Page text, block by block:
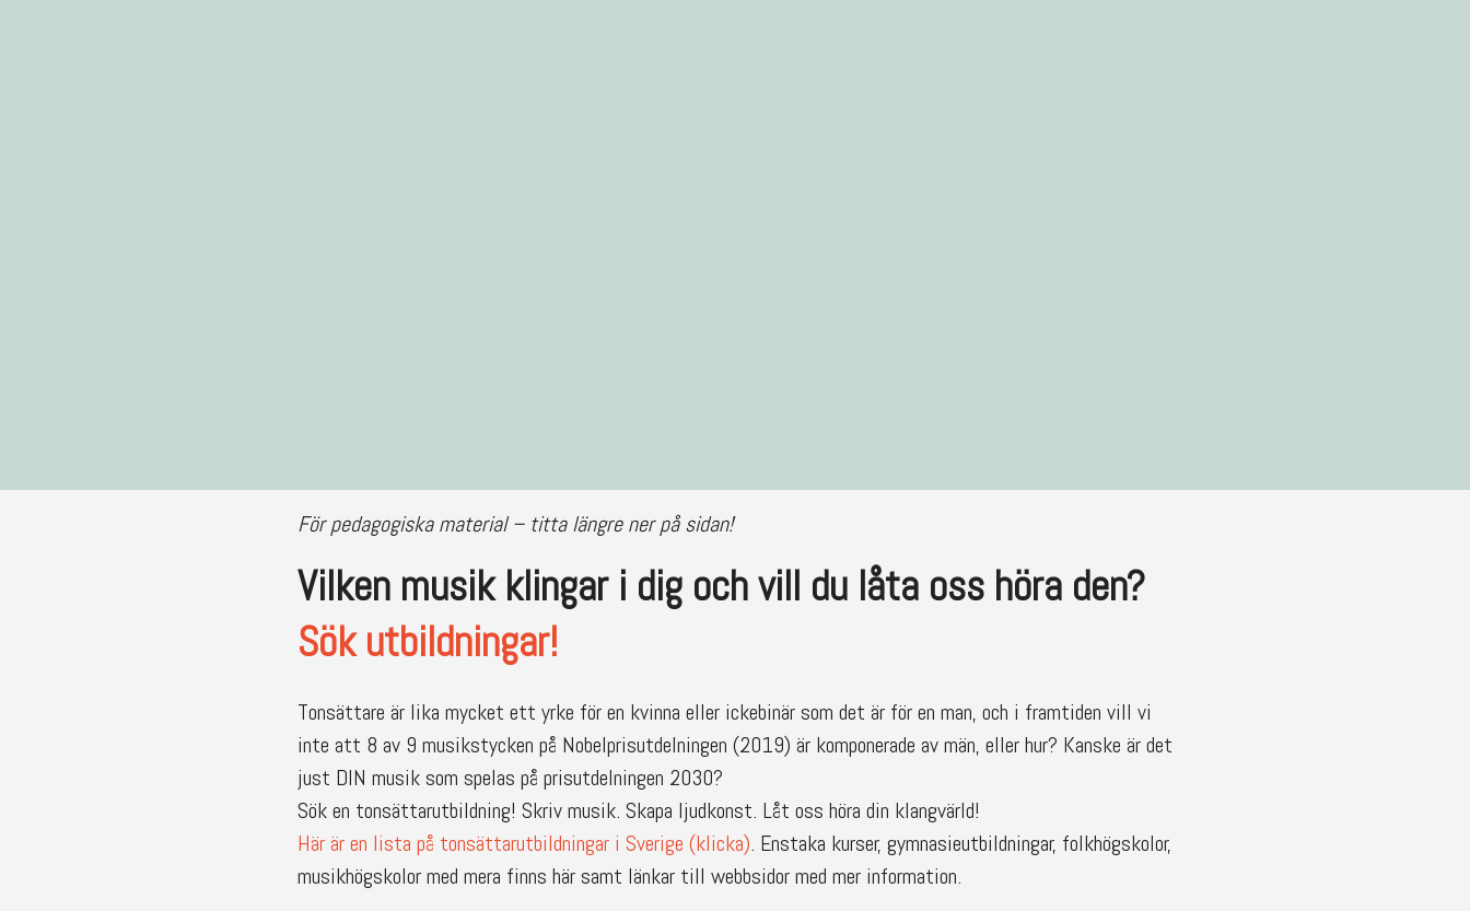
För pedagogiska material – titta längre ner på sidan!
Vilken musik klingar i dig och vill du låta oss höra den?
Sök utbildningar!
Tonsättare är lika mycket ett yrke för en kvinna eller ickebinär som det är för en man, och i framtiden vill vi
inte att 8 av 9 musikstycken på Nobelprisutdelningen (2019) är komponerade av män, eller hur? Kanske är det
just DIN musik som spelas på prisutdelningen 2030?
Sök en tonsättarutbildning! Skriv musik. Skapa ljudkonst. Låt oss höra din klangvärld!
Här är en lista på tonsättarutbildningar i Sverige (klicka). Enstaka kurser, gymnasieutbildningar, folkhögskolor,
musikhögskolor med mera finns här samt länkar till webbsidor med mer information.